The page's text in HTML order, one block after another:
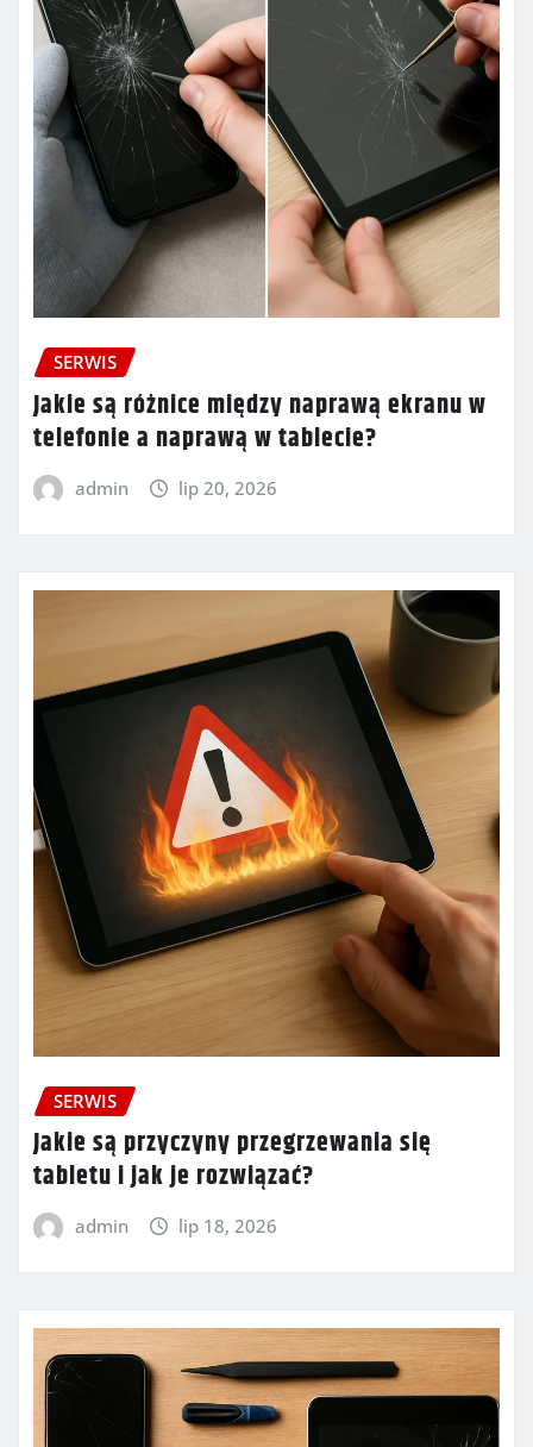
SERWIS
Jakie są różnice między naprawą ekranu w
telefonie a naprawą w tablecie?
admin lip 20, 2026
SERWIS
Jakie są przyczyny przegrzewania się
tabletu i jak je rozwiązać?
admin lip 18, 2026